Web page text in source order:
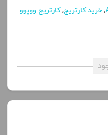
, خرید کارتریج,کارتریج ووپوو